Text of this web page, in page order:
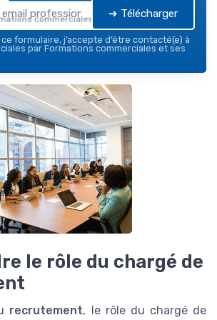
commerciales — 2026➔ Télécharger
formulaire, j’accepte d’être contacté(e) à
par Formations commerciales et ses
le rôle du chargé de
recrutement, le rôle du chargé de